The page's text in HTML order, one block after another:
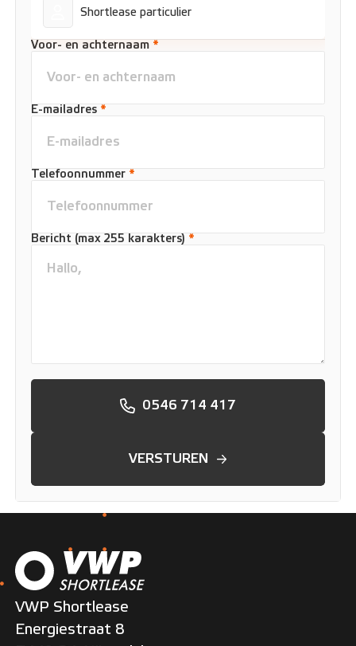
Shortlease particulier
Voor- en achternaam *
E-mailadres *
Telefoonnummer *
Bericht (max 255 karakters) *
0546 714 417
VERSTUREN
VWP Shortlease
Energiestraat 8